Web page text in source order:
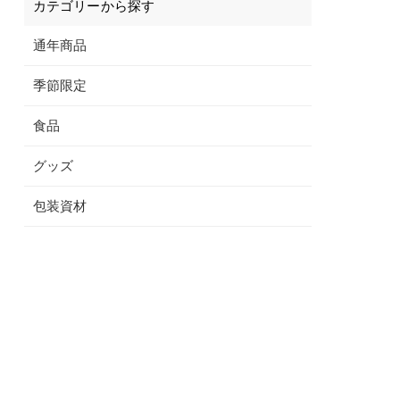
カテゴリーから探す
通年商品
季節限定
食品
グッズ
包装資材